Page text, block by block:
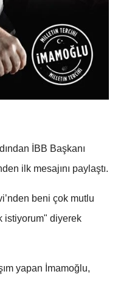
İBB Başkanı
ilk mesajını paylaştı.
beni çok mutlu
istiyorum" diyerek
yapan İmamoğlu,